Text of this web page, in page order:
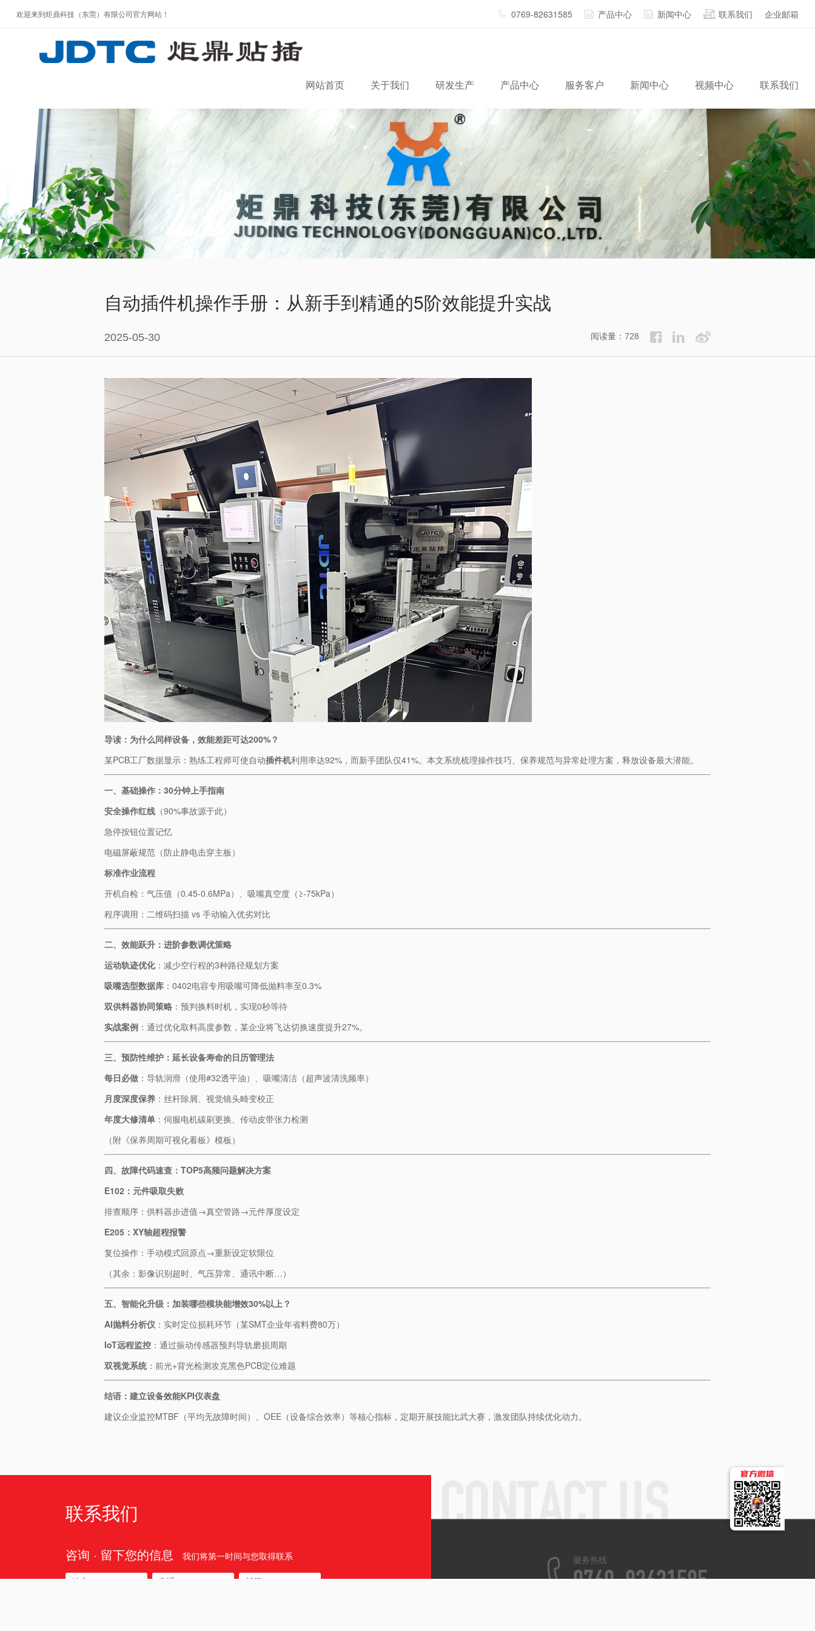
欢迎来到炬鼎科技（东莞）有限公司官方网站！ 0769-82631585 产品中心 新闻中心 联系我们 企业邮箱
网站首页 关于我们 研发生产 产品中心 服务客户 新闻中心 视频中心 联系我们
自动插件机操作手册：从新手到精通的5阶效能提升实战
2025-05-30 阅读量：728
导读：为什么同样设备，效能差距可达200%？​
某PCB工厂数据显示：熟练工程师可使自动插件机利用率达92%，而新手团队仅41%。本文系统梳理操作技巧、保养规范与异常处理方案，释放设备最大潜能。
​一、基础操作：30分钟上手指南​
​安全操作红线​ ​（90%事故源于此）
急停按钮位置记忆
电磁屏蔽规范（防止静电击穿主板）
​标准作业流程​
开机自检：气压值（0.45-0.6MPa）、吸嘴真空度（≥-75kPa）
程序调用：二维码扫描 vs 手动输入优劣对比
​二、效能跃升：进阶参数调优策略​
​运动轨迹优化​​：减少空行程的3种路径规划方案
​吸嘴选型数据库​ ​：0402电容专用吸嘴可降低抛料率至0.3%
​双供料器协同策略​ ​：预判换料时机，实现0秒等待
​实战案例​ ​：通过优化取料高度参数，某企业将飞达切换速度提升27%。
​三、预防性维护：延长设备寿命的日历管理法​
​每日必做​ ​：导轨润滑（使用#32透平油）、吸嘴清洁（超声波清洗频率）
​月度深度保养​ ​：丝杆除屑、视觉镜头畸变校正
​年度大修清单​ ​：伺服电机碳刷更换、传动皮带张力检测
（附《保养周期可视化看板》模板）
​四、故障代码速查：TOP5高频问题解决方案​
​E102：元件吸取失败​
排查顺序：供料器步进值→真空管路→元件厚度设定
​E205：XY轴超程报警​
复位操作：手动模式回原点→重新设定软限位
（其余：影像识别超时、气压异常、通讯中断…）
​五、智能化升级：加装哪些模块能增效30%以上？​
​AI抛料分析仪​ ​：实时定位损耗环节（某SMT企业年省料费80万）
​IoT远程监控​ ​：通过振动传感器预判导轨磨损周期
​双视觉系统​​：前光+背光检测攻克黑色PCB定位难题
​结语：建立设备效能KPI仪表盘​
建议企业监控MTBF（平均无故障时间）、OEE（设备综合效率）等核心指标，定期开展技能比武大赛，激发团队持续优化动力。
联系我们
咨询 · 留下您的信息 我们将第一时间与您取得联系 服务热线
0769-82631585